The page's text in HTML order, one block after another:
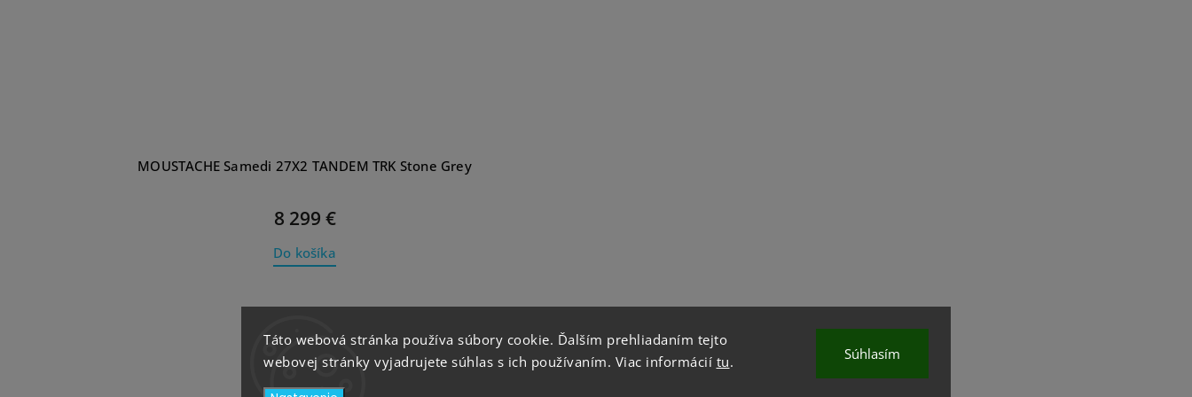
Táto webová stránka používa súbory cookie. Ďalším prehliadaním tejto
webovej stránky vyjadrujete súhlas s ich používaním. Viac informácií tu. Súhlasím
MOUSTACHE Samedi 27X2 TANDEM TRK Stone Grey
8 299 €
Do košíka